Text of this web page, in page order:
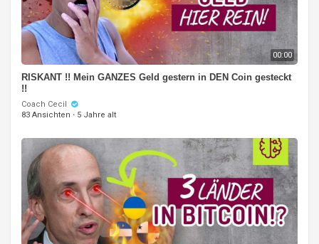
00:00
RISKANT !! Mein GANZES Geld gestern in DEN Coin gesteckt
!!
Coach Cecil
83 Ansichten · 5 Jahre alt